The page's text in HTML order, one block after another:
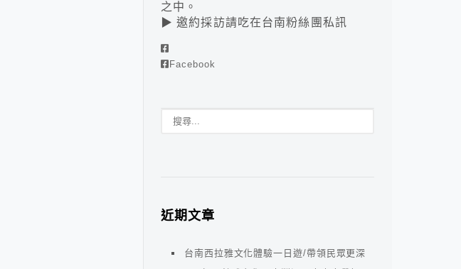
之中。
▶ 邀約採訪請吃在台南粉絲團私訊
Facebook
近期文章
台南西拉雅文化體驗一日遊/帶領民眾更深